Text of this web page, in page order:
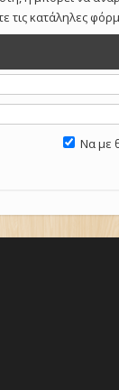
τις κατάληλες
Να με